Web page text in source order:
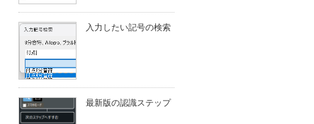
入力したい記号の検索
最新版の認識ステップ